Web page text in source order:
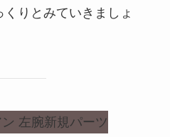
りとみていきましょ